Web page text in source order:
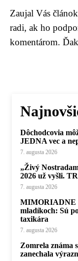
Zaujal Vás
radi, ak ho
komentárom.
Dôchodcovia
JEDNA vec a
7. augusta 2026
„Živý
2026 už vyšli.
7. augusta 2026
MIMORIADNE
mladíkoch: Sú
taxikára
7. augusta 2026
Zomrela známa
zanechala